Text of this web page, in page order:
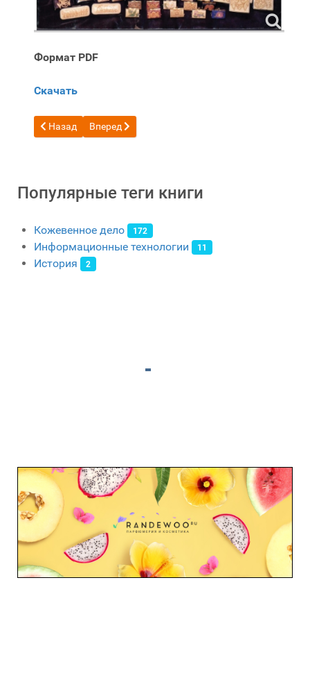
Формат PDF
Скачать
Предыдущий: Книга кожевенное ремесло Резьба по коже
Назад Следующий: Бесплатная книга Кожаное
Вперед
Популярные теги книги
Кожевенное дело 172
Информационные технологии 11
История 2